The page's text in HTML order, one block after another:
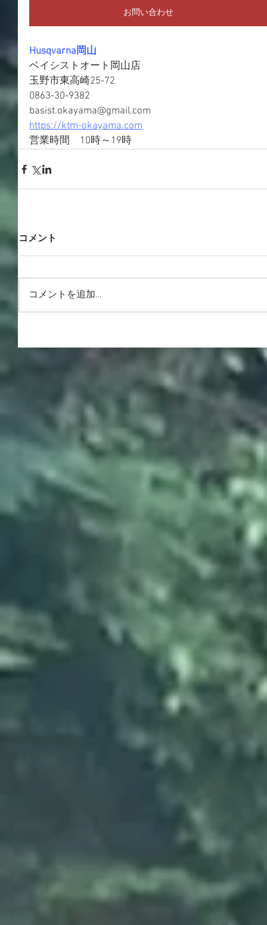
お問い合わせ
Husqvarna岡山
ベイシストオート岡山店
玉野市東高崎25-72
0863-30-9382
basist.okayama@gmail.com
https://ktm-okayama.com
営業時間　10時～19時
コメント
コメントを追加…